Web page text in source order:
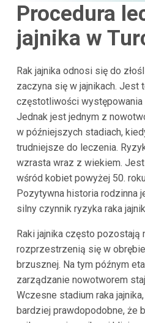
Procedura
jajnika w
Rak jajnika odnosi się do
zaczyna się w jajnikach. Jest
częstotliwości
Jednak jest jednym z
w późniejszych stadiach,
trudniejsze do leczenia.
wzrasta wraz z wiekiem.
wśród kobiet powyżej 50.
Pozytywna historia rodzinna
silny czynnik ryzyka raka
Raki jajnika często pozostają
rozprzestrzenią się w
brzusznej. Na tym późnym
zarządzanie nowotworem
Wczesne stadium raka
bardziej prawdopodobne, że